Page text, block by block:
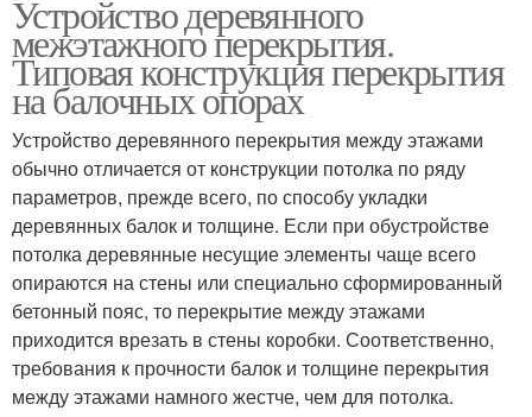
Устройство деревянного
межэтажного перекрытия.
Типовая конструкция перекрытия
на балочных опорах
Устройство деревянного перекрытия между этажами
обычно отличается от конструкции потолка по ряду
параметров, прежде всего, по способу укладки
деревянных балок и толщине. Если при обустройстве
потолка деревянные несущие элементы чаще всего
опираются на стены или специально сформированный
бетонный пояс, то перекрытие между этажами
приходится врезать в стены коробки. Соответственно,
требования к прочности балок и толщине перекрытия
между этажами намного жестче, чем для потолка.